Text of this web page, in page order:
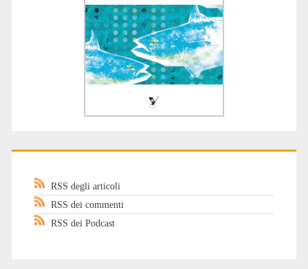
RSS degli articoli
RSS dei commenti
RSS dei Podcast